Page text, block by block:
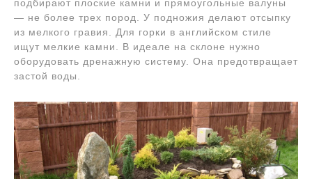
подбирают плоские камни и прямоугольные валуны
— не более трех пород. У подножия делают отсыпку
из мелкого гравия. Для горки в английском стиле
ищут мелкие камни. В идеале на склоне нужно
оборудовать дренажную систему. Она предотвращает
застой воды.